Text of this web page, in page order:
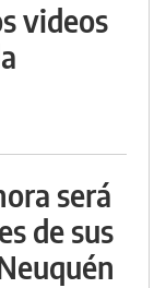
videos
será
de sus